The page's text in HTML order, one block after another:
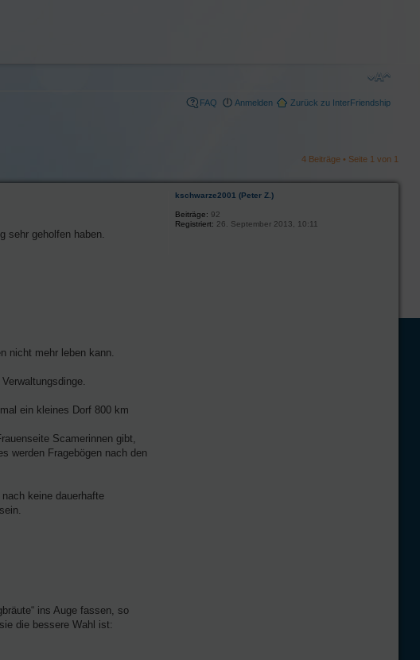
FAQ Anmelden Zurück zu InterFriendship
4 Beiträge • Seite 1 von 1
sehr geholfen haben.
nicht mehr leben kann.
ein kleines Dorf 800 km
Scamerinnen gibt,
werden Fragebögen nach den
keine dauerhafte
ins Auge fassen, so
die bessere Wahl ist:
kschwarze2001 (Peter Z.)
Beiträge: 92
Registriert: 26. September 2013, 10:11